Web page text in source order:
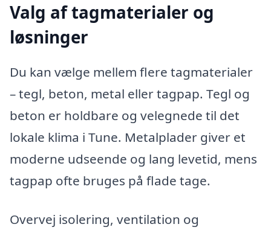
Valg af tagmaterialer og
løsninger
Du kan vælge mellem flere tagmaterialer
– tegl, beton, metal eller tagpap. Tegl og
beton er holdbare og velegnede til det
lokale klima i Tune. Metalplader giver et
moderne udseende og lang levetid, mens
tagpap ofte bruges på flade tage.
Overvej isolering, ventilation og